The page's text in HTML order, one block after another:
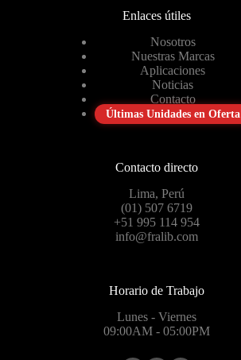
Enlaces útiles
Nosotros
Nuestras Marcas
Aplicaciones
Noticias
Contacto
Últimas Unidades en Oferta
Contacto directo
Lima, Perú
(01) 507 6719
+51 995 114 954
info@fralib.com
Horario de Trabajo
Lunes - Viernes
09:00AM - 05:00PM